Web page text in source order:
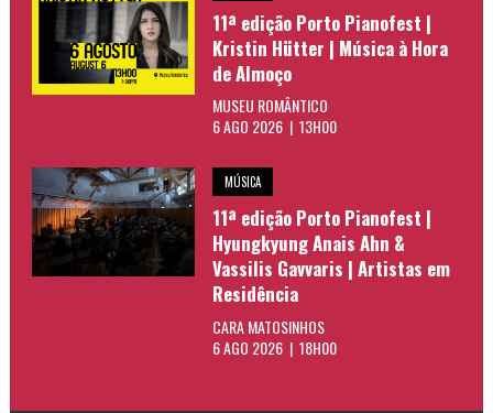
11ª edição Porto Pianofest |
Kristin Hütter | Música à Hora
de Almoço
MUSEU ROMÂNTICO
6 AGO 2026 | 13H00
MÚSICA
11ª edição Porto Pianofest |
Hyungkyung Anais Ahn &
Vassilis Gavvaris | Artistas em
Residência
CARA MATOSINHOS
6 AGO 2026 | 18H00